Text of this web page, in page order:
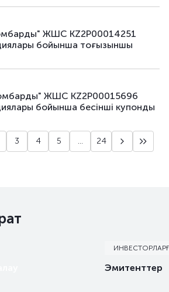
ЖШС KZ2P00014251
бойынша тоғызыншы
ЖШС KZ2P00015696
бойынша бесiншi купонды
3 4 5 ... 24
Эмитенттер